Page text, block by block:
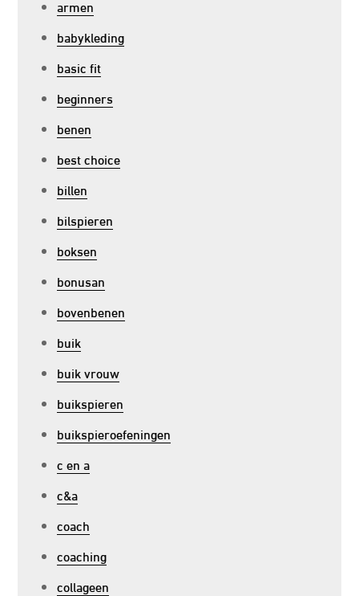
armen
babykleding
basic fit
beginners
benen
best choice
billen
bilspieren
boksen
bonusan
bovenbenen
buik
buik vrouw
buikspieren
buikspieroefeningen
c en a
c&a
coach
coaching
collageen